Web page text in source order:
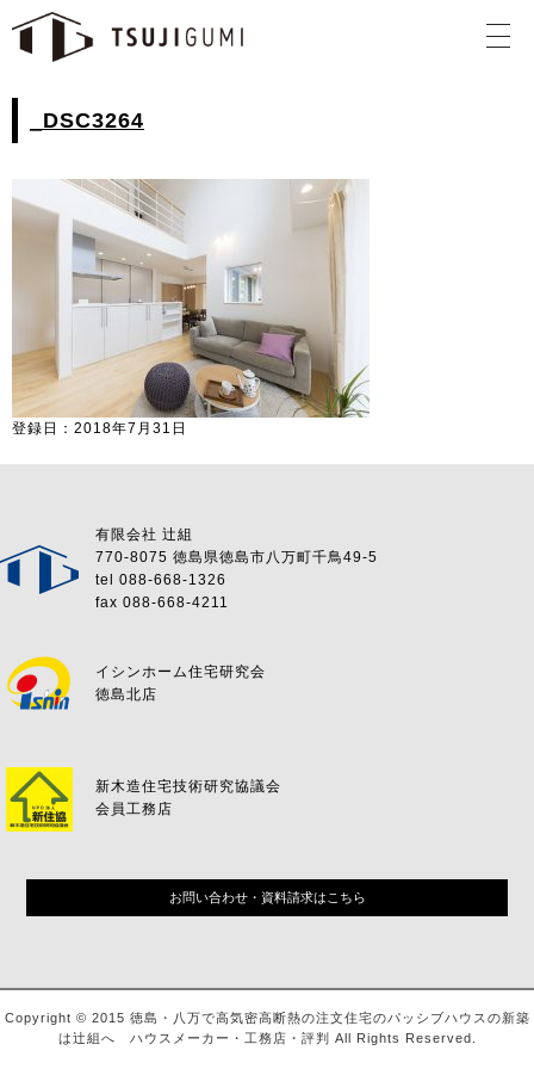
_DSC3264
登録日：2018年7月31日
有限会社 辻組
770-8075 徳島県徳島市八万町千鳥49-5
tel 088-668-1326
fax 088-668-4211
イシンホーム住宅研究会
徳島北店
新木造住宅技術研究協議会
会員工務店
お問い合わせ・資料請求はこちら
Copyright © 2015 徳島・八万で高気密高断熱の注文住宅のパッシブハウスの新築
は辻組へ ハウスメーカー・工務店・評判 All Rights Reserved.